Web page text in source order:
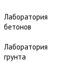
Лаборатория
бетонов
Лаборатория
грунта